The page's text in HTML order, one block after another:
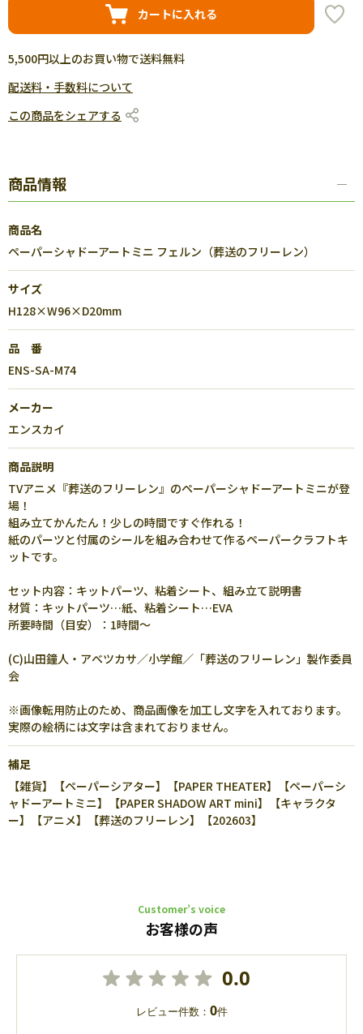
カートに入れる
5,500円以上のお買い物で送料無料
配送料・手数料について
この商品をシェアする
商品情報
商品名
ペーパーシャドーアートミニ フェルン（葬送のフリーレン）
サイズ
H128×W96×D20mm
品 番
ENS-SA-M74
メーカー
エンスカイ
商品説明
TVアニメ『葬送のフリーレン』のペーパーシャドーアートミニが登
場！
組み立てかんたん！少しの時間ですぐ作れる！
紙のパーツと付属のシールを組み合わせて作るペーパークラフトキ
ットです。
セット内容：キットパーツ、粘着シート、組み立て説明書
材質：キットパーツ…紙、粘着シート…EVA
所要時間（目安）：1時間～
(C)山田鐘人・アベツカサ／小学館／「葬送のフリーレン」製作委員
会
※画像転用防止のため、商品画像を加工し文字を入れております。
実際の絵柄には文字は含まれておりません。
補足
【雑貨】【ペーパーシアター】【PAPER THEATER】【ペーパーシ
ャドーアートミニ】【PAPER SHADOW ART mini】【キャラクタ
ー】【アニメ】【葬送のフリーレン】【202603】
Customer’s voice
お客様の声
0.0
レビュー件数： 0件